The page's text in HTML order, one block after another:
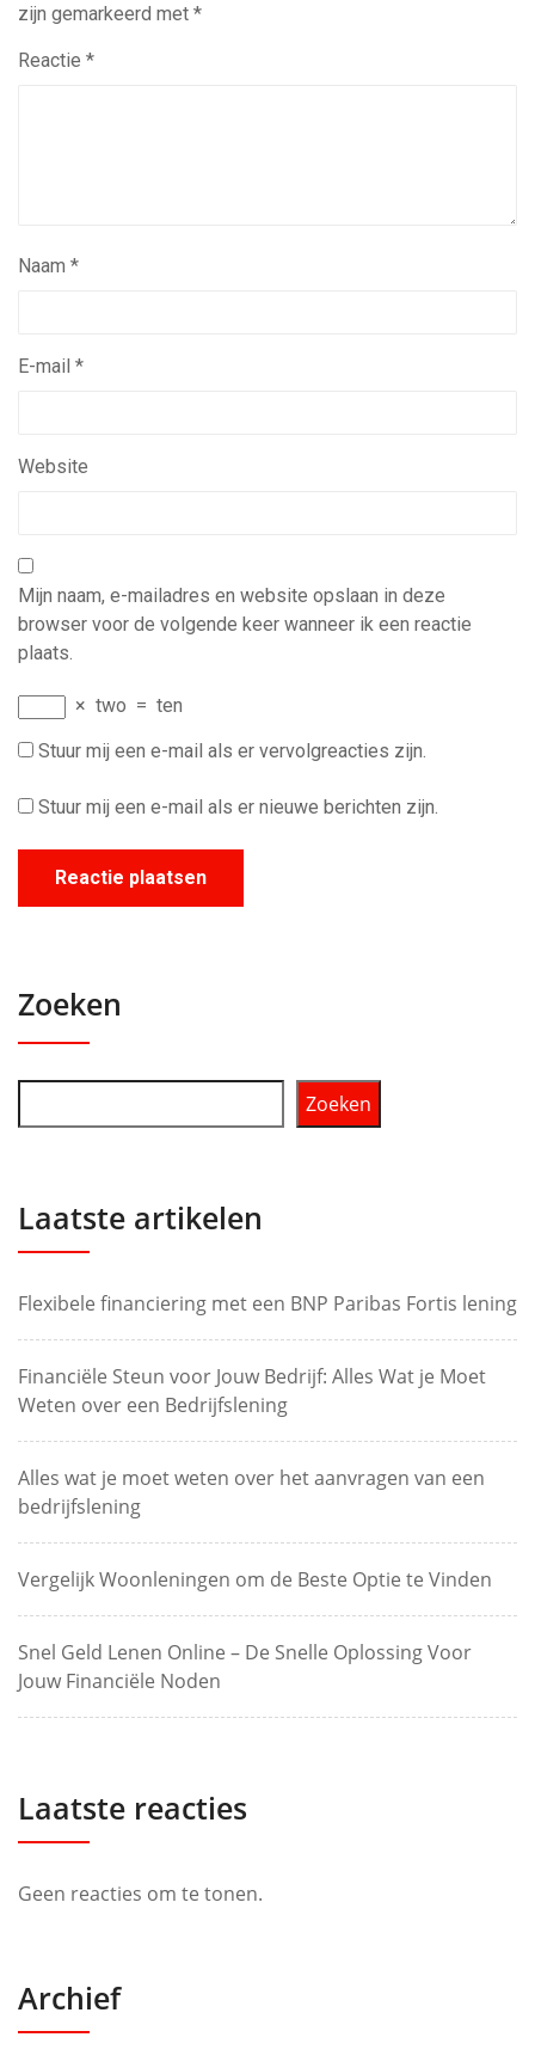
zijn gemarkeerd met *
Reactie *
Naam *
E-mail *
Website
Mijn naam, e-mailadres en website opslaan in deze
browser voor de volgende keer wanneer ik een reactie
plaats.
× two = ten
Stuur mij een e-mail als er vervolgreacties zijn.
Stuur mij een e-mail als er nieuwe berichten zijn.
Zoeken
Zoeken
Laatste artikelen
Flexibele financiering met een BNP Paribas Fortis lening
Financiële Steun voor Jouw Bedrijf: Alles Wat je Moet
Weten over een Bedrijfslening
Alles wat je moet weten over het aanvragen van een
bedrijfslening
Vergelijk Woonleningen om de Beste Optie te Vinden
Snel Geld Lenen Online – De Snelle Oplossing Voor
Jouw Financiële Noden
Laatste reacties
Geen reacties om te tonen.
Archief